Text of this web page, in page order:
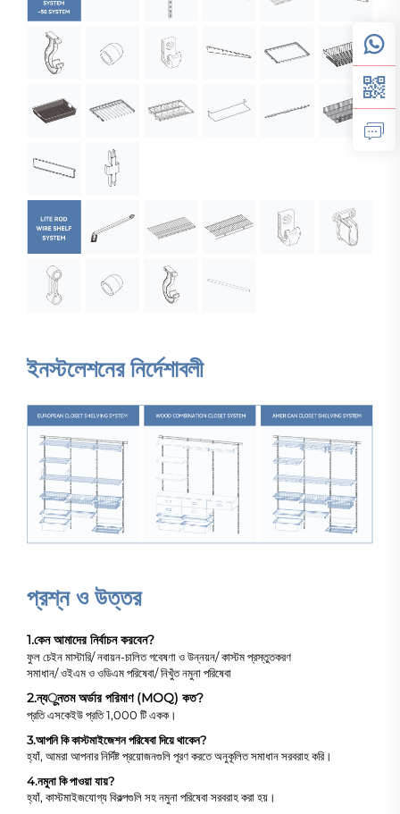
ইনস্টলেশনের নির্দেশাবলী
প্রশ্ন ও উত্তর
1.কেন আমাদের নির্বাচন করবেন?
ফুল চেইন মাস্টারি/ নবায়ন-চালিত গবেষণা ও উন্নয়ন/ কাস্টম প্রস্তুতকরণ
সমাধান/ ওইএম ও ওডিএম পরিষেবা/ নিখুঁত নমুনা পরিষেবা
2.ন্যूনতম অর্ডার পরিমাণ (MOQ) কত?
প্রতি এসকেইউ প্রতি 1,000 টি একক।
3.আপনি কি কাস্টমাইজেশন পরিষেবা দিয়ে থাকেন?
হ্যাঁ, আমরা আপনার নির্দিষ্ট প্রয়োজনগুলি পূরণ করতে অনুকূলিত সমাধান সরবরাহ করি।
4.নমুনা কি পাওয়া যায়?
হ্যাঁ, কাস্টমাইজযোগ্য বিকল্পগুলি সহ নমুনা পরিষেবা সরবরাহ করা হয়।